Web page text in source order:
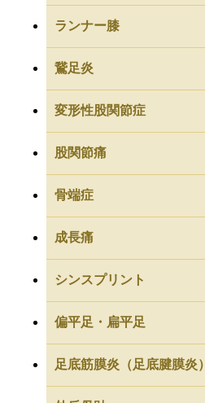
ランナー膝
鵞足炎
変形性股関節症
股関節痛
骨端症
成長痛
シンスプリント
偏平足・扁平足
足底筋膜炎（足底腱膜炎）